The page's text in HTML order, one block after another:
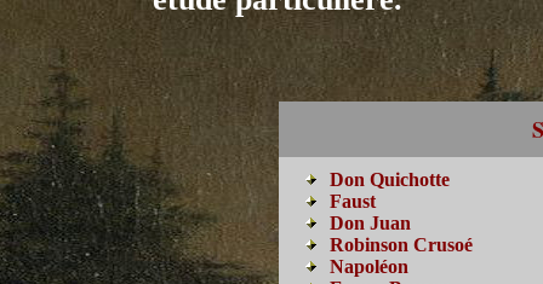
Don Quichotte
Faust
Don Juan
Robinson Crusoé
Napoléon